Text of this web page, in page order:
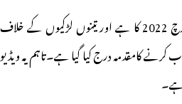
اطلاعات کے مطابق یہ واقعہ 25 مارچ 2022 کا ہے اور تینوں لڑکیوں کے خلاف
کامقدمہ درج کیا گیا ہے۔تاہم یہ ویڈیو